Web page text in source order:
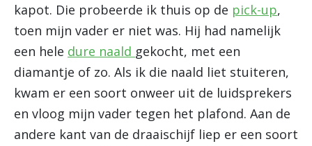
kapot. Die probeerde ik thuis op de pick-up,
toen mijn vader er niet was. Hij had namelijk
een hele dure naald gekocht, met een
diamantje of zo. Als ik die naald liet stuiteren,
kwam er een soort onweer uit de luidsprekers
en vloog mijn vader tegen het plafond. Aan de
andere kant van de draaischijf liep er een soort